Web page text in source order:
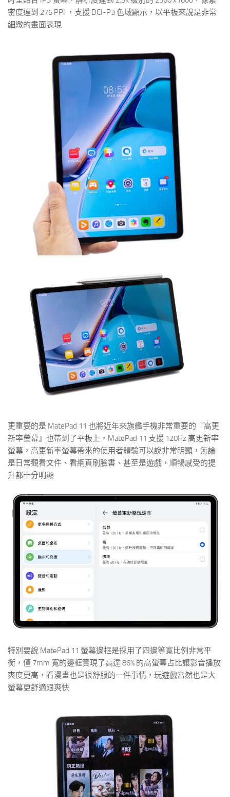
密度達到 276 PPI ，支援 DCI-P3 色域顯示，以平板來說是非常
細緻的畫面表現
更重要的是 MatePad 11 也將近年來旗艦手機非常重要的『高更
新率螢幕』也帶到了平板上，MatePad 11 支援 120Hz 高更新率
螢幕，高更新率螢幕帶來的使用者體驗可以說非常明顯，無論
是日常觀看文件、看網頁刷臉書、甚至是遊戲，順暢感受的提
升都十分明顯
特別要說 MatePad 11 螢幕邊框是採用了四邊等寬比例非常平
衡，僅 7mm 寬的邊框實現了高達 86% 的高螢幕占比讓影音播放
爽度更高，看漫畫也是很舒服的一件事情，玩遊戲當然也是大
螢幕更舒適跟爽快